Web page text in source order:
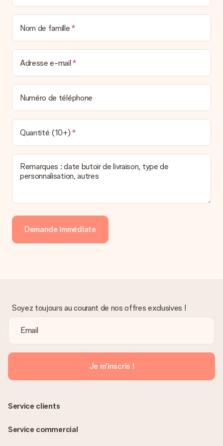
Nom de famille
Adresse e-mail
Numéro de téléphone
Quantité (10+)
Remarques : date butoir de livraison, type de
personnalisation, autres
Demande immédiate
Soyez toujours au courant de nos offres exclusives !
Je m'inscris !
Service clients
Service commercial